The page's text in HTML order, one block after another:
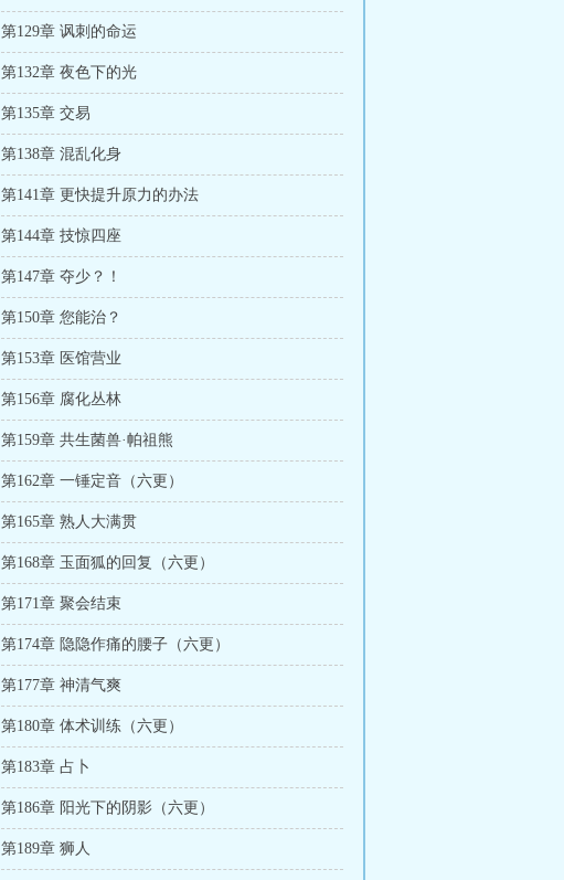
第129章 讽刺的命运
第132章 夜色下的光
第135章 交易
第138章 混乱化身
第141章 更快提升原力的办法
第144章 技惊四座
第147章 夺少？！
第150章 您能治？
第153章 医馆营业
第156章 腐化丛林
第159章 共生菌兽·帕祖熊
第162章 一锤定音（六更）
第165章 熟人大满贯
第168章 玉面狐的回复（六更）
第171章 聚会结束
第174章 隐隐作痛的腰子（六更）
第177章 神清气爽
第180章 体术训练（六更）
第183章 占卜
第186章 阳光下的阴影（六更）
第189章 狮人